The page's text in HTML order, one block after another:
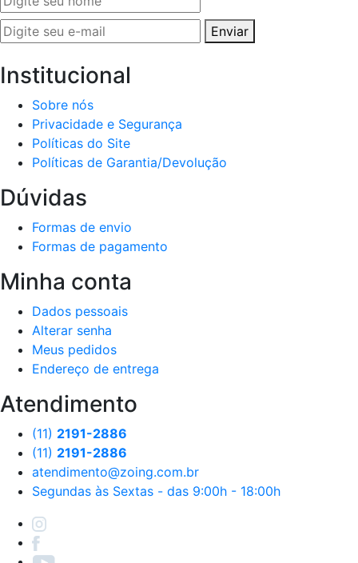
Enviar
Institucional
Sobre nós
Privacidade e Segurança
Políticas do Site
Políticas de Garantia/Devolução
Dúvidas
Formas de envio
Formas de pagamento
Minha conta
Dados pessoais
Alterar senha
Meus pedidos
Endereço de entrega
Atendimento
(11) 2191-2886
(11) 2191-2886
atendimento@zoing.com.br
Segundas às Sextas - das 9:00h - 18:00h